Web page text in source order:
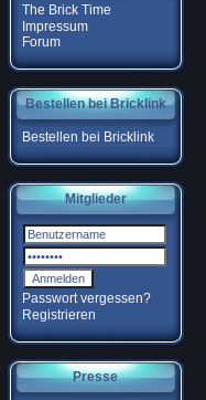
The Brick Time
Impressum
Forum
Bestellen bei Bricklink
Bestellen bei Bricklink
Mitglieder
Passwort vergessen?
Registrieren
Presse